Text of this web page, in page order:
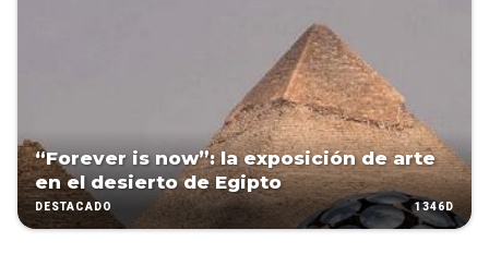
“Forever is now”: la exposición de arte
en el desierto de Egipto
DESTACADO 1346D